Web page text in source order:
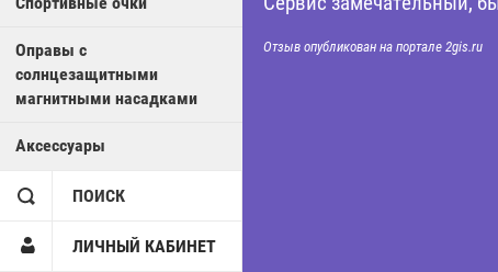
Оправы с
солнцезащитными
магнитными насадками
Аксессуары
ПОИСК
ЛИЧНЫЙ КАБИНЕТ
Отзыв опубликован на портале 2gis.ru